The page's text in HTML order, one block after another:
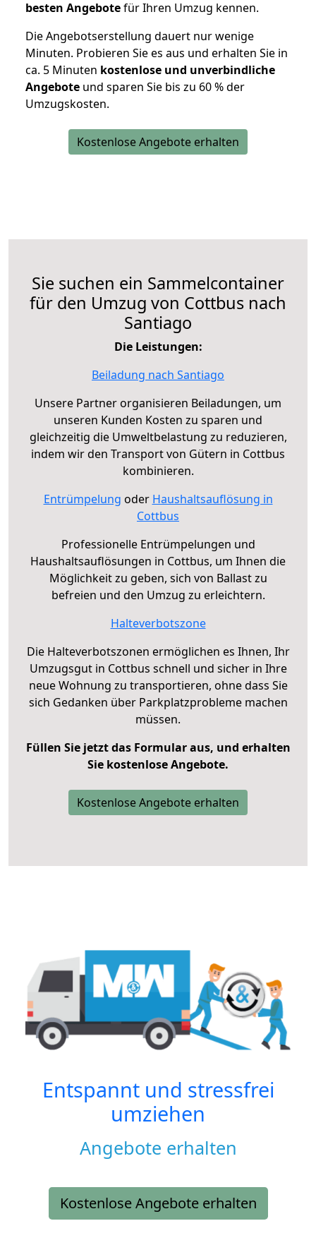
besten Angebotefür Ihren Umzug kennen.
Die Angebotserstellung dauert nur wenige
Minuten. Probieren Sie es aus und erhalten Sie in
ca. 5 Minuten kostenlose und unverbindliche
Angebote und sparen Sie bis zu 60 % der
Umzugskosten.
Kostenlose Angebote erhalten
Sie suchen ein Sammelcontainer
für den Umzug von Cottbus nach
Santiago
Die Leistungen:
Beiladung nach Santiago
Unsere Partner organisieren Beiladungen, um
unseren Kunden Kosten zu sparen und
gleichzeitig die Umweltbelastung zu reduzieren,
indem wir den Transport von Gütern in Cottbus
kombinieren.
Entrümpelung oder Haushaltsauflösung in
Cottbus
Professionelle Entrümpelungen und
Haushaltsauflösungen in Cottbus, um Ihnen die
Möglichkeit zu geben, sich von Ballast zu
befreien und den Umzug zu erleichtern.
Halteverbotszone
Die Halteverbotszonen ermöglichen es Ihnen, Ihr
Umzugsgut in Cottbus schnell und sicher in Ihre
neue Wohnung zu transportieren, ohne dass Sie
sich Gedanken über Parkplatzprobleme machen
müssen.
Füllen Sie jetzt das Formular aus, und erhalten
Sie kostenlose Angebote.
Kostenlose Angebote erhalten
Entspannt und stressfrei
umziehen
Angebote erhalten
Kostenlose Angebote erhalten